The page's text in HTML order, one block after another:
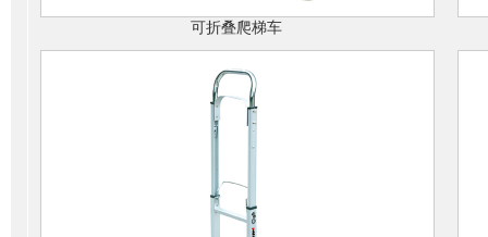
可折叠爬梯车